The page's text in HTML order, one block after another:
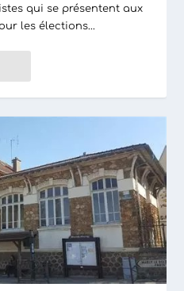
qui se présentent aux
les élections...